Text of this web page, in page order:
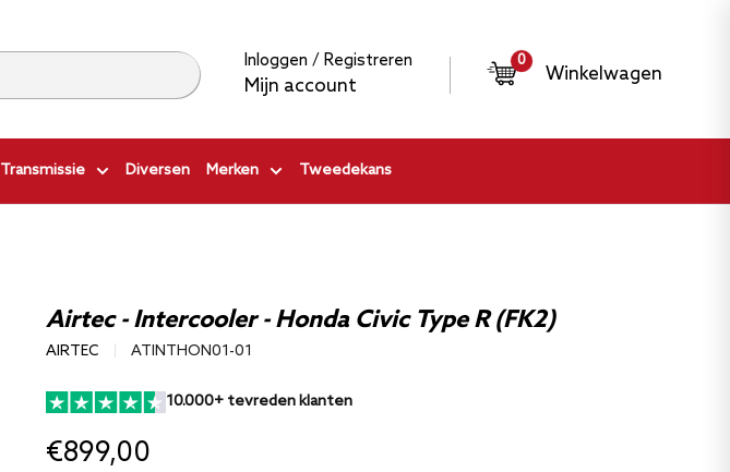
Inloggen / Registreren
Mijn account
0
Winkelwagen
Transmissie Diversen Merken Tweedekans
Airtec - Intercooler - Honda Civic Type R (FK2)
AIRTEC ATINTHON01-01
10.000+ tevreden klanten
€899,00